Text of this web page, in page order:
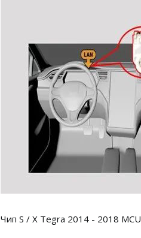
Чип S / X Tegra 2014 - 2018 MCU